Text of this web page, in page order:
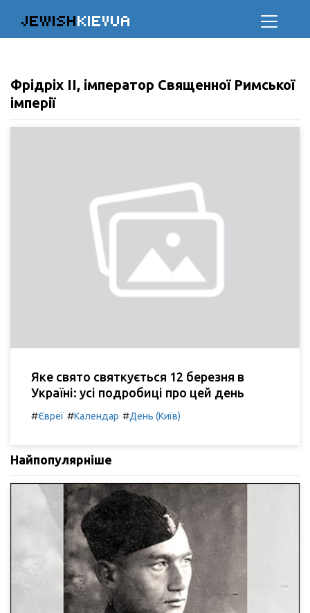
JEWISHKIEVUA
Фрідріх II, імператор Священної Римської
імперії
Яке свято святкується 12 березня в
Україні: усі подробиці про цей день
#Євреї #Календар #День (Київ)
Найпопулярніше